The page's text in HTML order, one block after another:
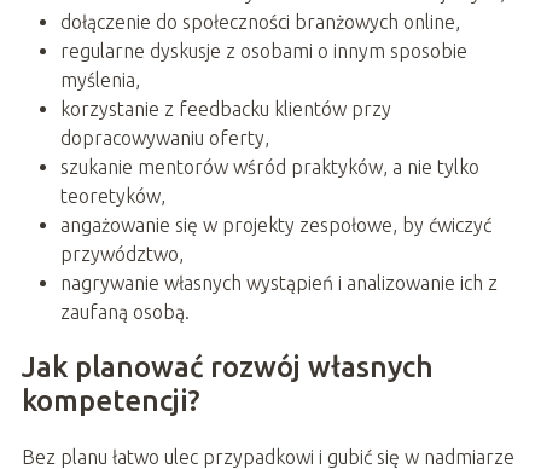
dołączenie do społeczności branżowych online,
regularne dyskusje z osobami o innym sposobie
myślenia,
korzystanie z feedbacku klientów przy
dopracowywaniu oferty,
szukanie mentorów wśród praktyków, a nie tylko
teoretyków,
angażowanie się w projekty zespołowe, by ćwiczyć
przywództwo,
nagrywanie własnych wystąpień i analizowanie ich z
zaufaną osobą.
Jak planować rozwój własnych
kompetencji?
Bez planu łatwo ulec przypadkowi i gubić się w nadmiarze